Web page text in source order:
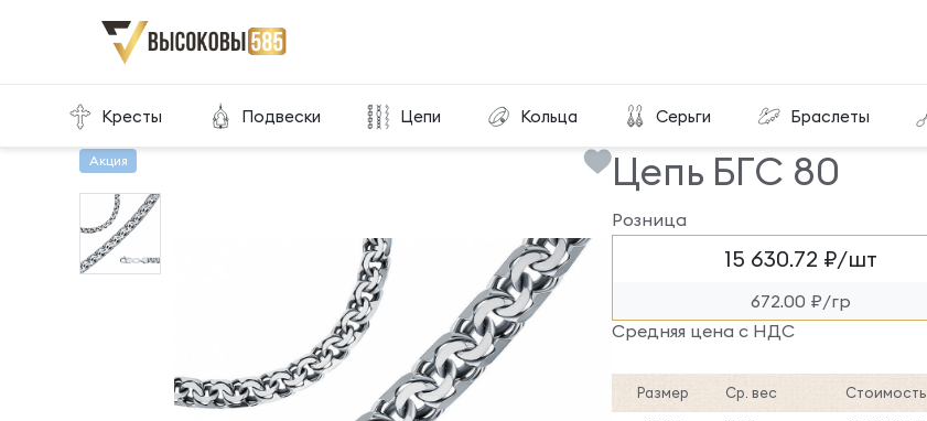
Кресты Подвески Цепи Кольца Серьги Браслеты
Главная Склад готовой продукции Цепь БГС 80
Акция Цепь БГС 80
Розница
15 630.72 ₽/шт
672.00 ₽/гр
Средняя цена с НДС
Размер Ср. вес Стоимость